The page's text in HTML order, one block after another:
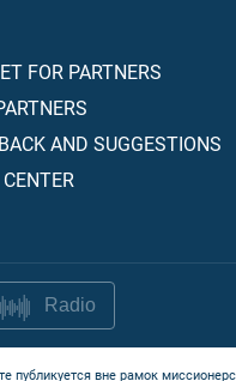
FOR PARTNERS
AND SUGGESTIONS
Radio
публикуется вне рамок